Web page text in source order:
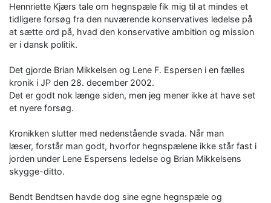
Hennriette Kjærs tale om hegnspæle fik mig til at mindes et
tidligere forsøg fra den nuværende konservatives ledelse på
at sætte ord på, hvad den konservative ambition og mission
er i dansk politik.
Det gjorde Brian Mikkelsen og Lene F. Espersen i en fælles
kronik i JP den 28. december 2002.
Det er godt nok længe siden, men jeg mener ikke at have set
et nyere forsøg.
Kronikken slutter med nedenstående svada. Når man
læser, forstår man godt, hvorfor hegnspælene ikke står fast i
jorden under Lene Espersens ledelse og Brian Mikkelsens
skygge-ditto.
Bendt Bendtsen havde dog sine egne hegnspæle og